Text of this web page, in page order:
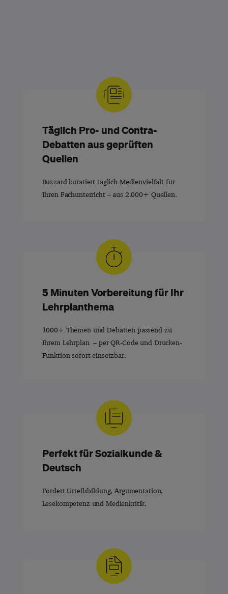
Täglich Pro- und Contra-
Debatten aus geprüften
Quellen
Buzzard kuratiert täglich Medienvielfalt für
Ihren Fachunterricht – aus 2.000+ Quellen.
5 Minuten Vorbereitung für Ihr
Lehrplanthema
1000+ Themen und Debatten passend zu
Ihrem Lehrplan – per QR-Code und Drucken-
Funktion sofort einsetzbar.
Perfekt für Sozialkunde &
Deutsch
Fördert Urteilsbildung, Argumentation,
Lesekompetenz und Medienkritik.